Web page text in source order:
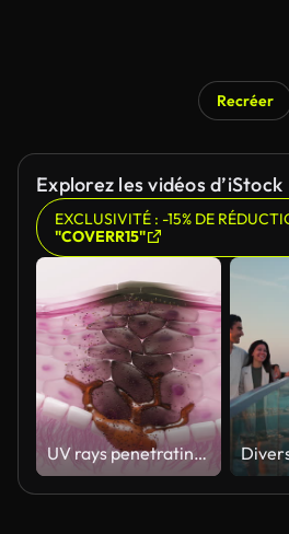
Recréer
Explorez les vidéos d’iStock
EXCLUSIVITÉ : -15% DE
"COVERR15"
UV rays penetrating skin for melanin synthesis and melasma 3D animation